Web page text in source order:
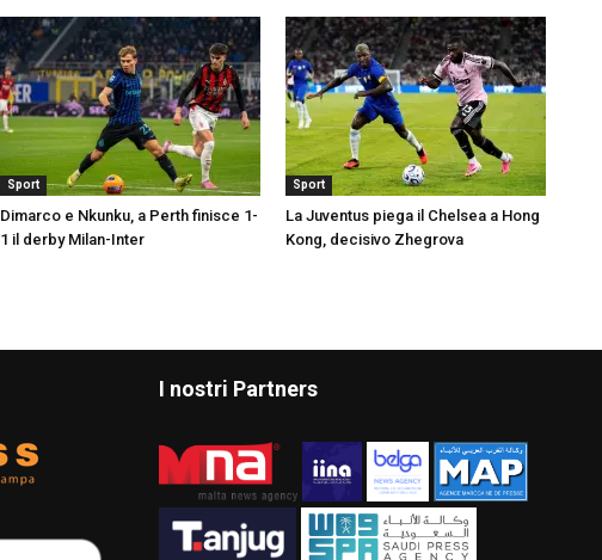
Sport
Dimarco e Nkunku, a Perth finisce 1-
1 il derby Milan-Inter
Sport
La Juventus piega il Chelsea a Hong
Kong, decisivo Zhegrova
I nostri Partners